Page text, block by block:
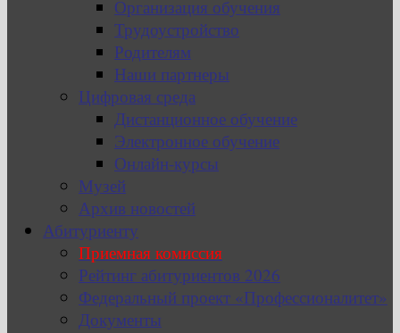
Организация обучения
Трудоустройство
Родителям
Наши партнеры
Цифровая среда
Дистанционное обучение
Электронное обучение
Онлайн-курсы
Музей
Архив новостей
Абитуриенту
Приемная комиссия
Рейтинг абитуриентов 2026
Федеральный проект «Профессионалитет»
Документы